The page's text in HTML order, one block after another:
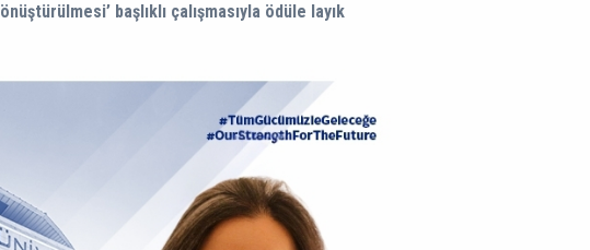
başlıklı çalışmasıyla ödüle layık